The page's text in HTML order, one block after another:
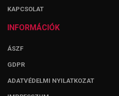
KAPCSOLAT
INFORMÁCIÓK
ÁSZF
GDPR
ADATVÉDELMI NYILATKOZAT